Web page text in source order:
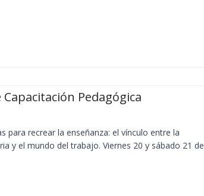
Capacitación Pedagógica
para recrear la enseñanza: el vínculo entre la
y el mundo del trabajo. Viernes 20 y sábado 21 de